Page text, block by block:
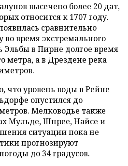
высечено более 20 дат,
относится к 1707 году.
сравнительно
во время экстремального
Эльбы в Пирне долгое время
метра, а в Дрездене река
что уровень воды в Рейне
опустился до
Мелководье также
Мульде, Шпрее, Найсе и
ситуации пока не
прогнозируют
до 34 градусов.